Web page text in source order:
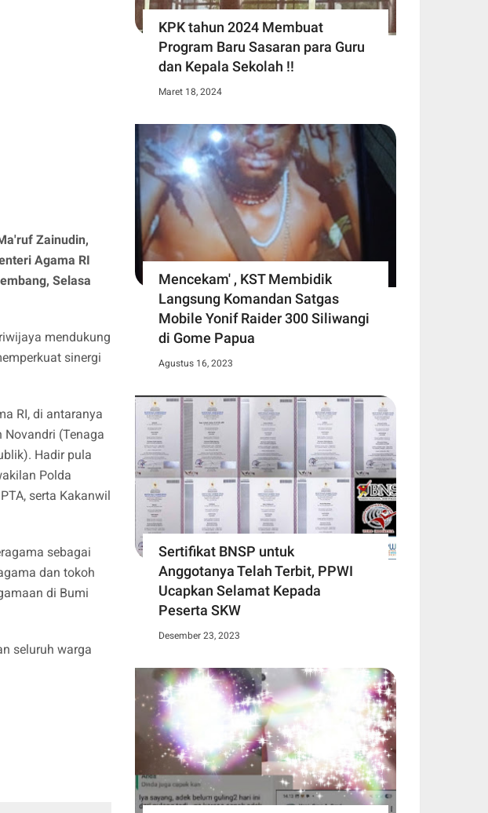
Zainudin,
Agama RI
Selasa
mendukung
sinergi
RI, di antaranya
(Tenaga
Hadir pula
Polda
serta Kakanwil
sebagai
dan tokoh
di Bumi
seluruh warga
KPK tahun 2024 Membuat
Program Baru Sasaran para Guru
dan Kepala Sekolah !!
Maret 18, 2024
Mencekam' , KST Membidik
Langsung Komandan Satgas
Mobile Yonif Raider 300 Siliwangi
di Gome Papua
Agustus 16, 2023
Sertifikat BNSP untuk
Anggotanya Telah Terbit, PPWI
Ucapkan Selamat Kepada
Peserta SKW
Desember 23, 2023